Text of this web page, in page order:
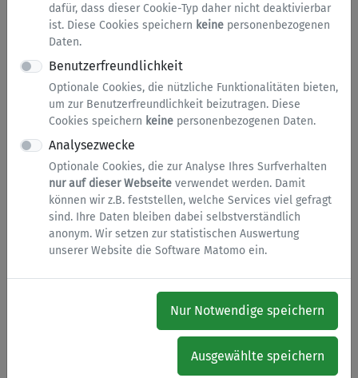
dafür, dass dieser Cookie-Typ daher nicht deaktivierbar
ist. Diese Cookies speichern keine personenbezogenen
Daten.
Benutzerfreundlichkeit
Optionale Cookies, die nützliche Funktionalitäten bieten,
um zur Benutzerfreundlichkeit beizutragen. Diese
Cookies speichern keine personenbezogenen Daten.
Analysezwecke
Optionale Cookies, die zur Analyse Ihres Surfverhalten
nur auf dieser Webseite verwendet werden. Damit
können wir z.B. feststellen, welche Services viel gefragt
sind. Ihre Daten bleiben dabei selbstverständlich
anonym. Wir setzen zur statistischen Auswertung
unserer Website die Software Matomo ein.
Nur Notwendige speichern
Ausgewählte speichern
Integration und Migration
Integrationskarten
(mehrsprachig)
Hier finden Sie eine Übersicht über diverse
Hilfsangebote im Märkischen Kreis, z.B.
Beratungsstellen, Hebammen, Sozialkaufhäuser,
Studienberatungen, Tafeln und vieles mehr.
Ukraine - Hilfeportal
Mit dem Hilfeportal "Germany4Ukraine" bietet die
zentrale und vertrauenswürdige, digitale